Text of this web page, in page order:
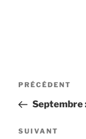
Navigation
l’article
Article
précédent
PRÉCÉDENT
Septembre
Article
SUIVANT